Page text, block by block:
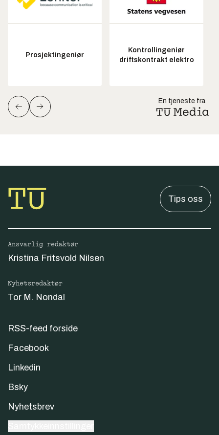
Prosjektingeniør
Kontrollingeniør
driftskontrakt elektro
En tjeneste fra
Tips oss
Ansvarlig redaktør
Kristina Fritsvold Nilsen
Nyhetsredaktør
Tor M. Nondal
RSS-feed forside
Facebook
Linkedin
Bsky
Nyhetsbrev